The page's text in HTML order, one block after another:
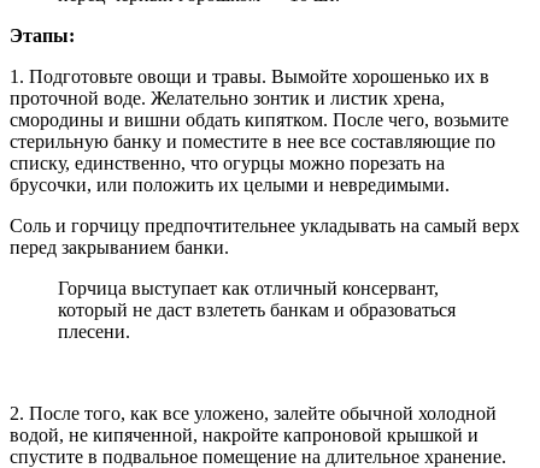
Этапы:
1. Подготовьте овощи и травы. Вымойте хорошенько их в
проточной воде. Желательно зонтик и листик хрена,
смородины и вишни обдать кипятком. После чего, возьмите
стерильную банку и поместите в нее все составляющие по
списку, единственно, что огурцы можно порезать на
брусочки, или положить их целыми и невредимыми.
Соль и горчицу предпочтительнее укладывать на самый верх
перед закрыванием банки.
Горчица выступает как отличный консервант,
который не даст взлететь банкам и образоваться
плесени.
2. После того, как все уложено, залейте обычной холодной
водой, не кипяченной, накройте капроновой крышкой и
спустите в подвальное помещение на длительное хранение.